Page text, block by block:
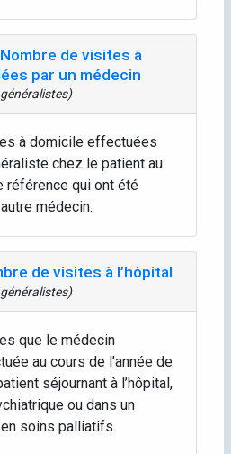
de visites à
par un médecin
à domicile effectuées
chez le patient au
référence qui ont été
médecin.
de visites à l’hôpital
que le médecin
au cours de l’année de
séjournant à l’hôpital,
ou dans un
soins palliatifs.